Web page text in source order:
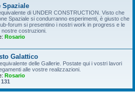
Spaziale
di UNDER CONSTRUCTION. Visto che
Spaziale si condurranno esperimenti, è giusto che
forum si presentino i nostri work in progress e le
costruzioni.
Rosario
Galattico
delle Gallerie. Postate qui i vostri lavori
alle vostre realizzazioni.
Rosario
131